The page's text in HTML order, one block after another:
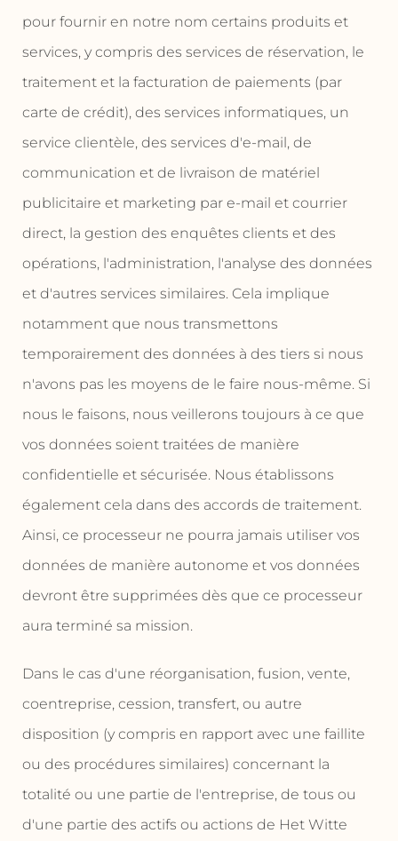
pour fournir en notre nom certains produits et
services, y compris des services de réservation, le
traitement et la facturation de paiements (par
carte de crédit), des services informatiques, un
service clientèle, des services d'e-mail, de
communication et de livraison de matériel
publicitaire et marketing par e-mail et courrier
direct, la gestion des enquêtes clients et des
opérations, l'administration, l'analyse des données
et d'autres services similaires. Cela implique
notamment que nous transmettons
temporairement des données à des tiers si nous
n'avons pas les moyens de le faire nous-même. Si
nous le faisons, nous veillerons toujours à ce que
vos données soient traitées de manière
confidentielle et sécurisée. Nous établissons
également cela dans des accords de traitement.
Ainsi, ce processeur ne pourra jamais utiliser vos
données de manière autonome et vos données
devront être supprimées dès que ce processeur
aura terminé sa mission.
Dans le cas d'une réorganisation, fusion, vente,
coentreprise, cession, transfert, ou autre
disposition (y compris en rapport avec une faillite
ou des procédures similaires) concernant la
totalité ou une partie de l'entreprise, de tous ou
d'une partie des actifs ou actions de Het Witte